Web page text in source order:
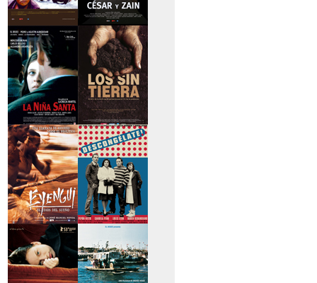
>Caravan >César y Zain
>La niña santa >Los sin tierra
>Eyengui, El Dios
del sueño